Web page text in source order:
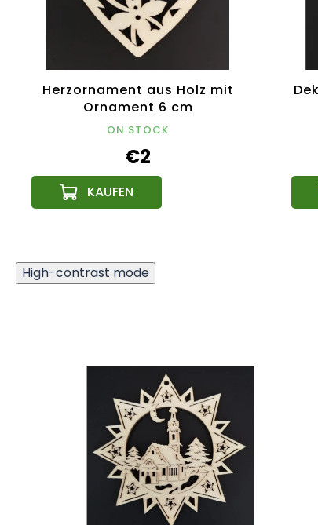
Herzornament aus Holz mit
Ornament 6 cm
ON STOCK
€2
High-contrast mode